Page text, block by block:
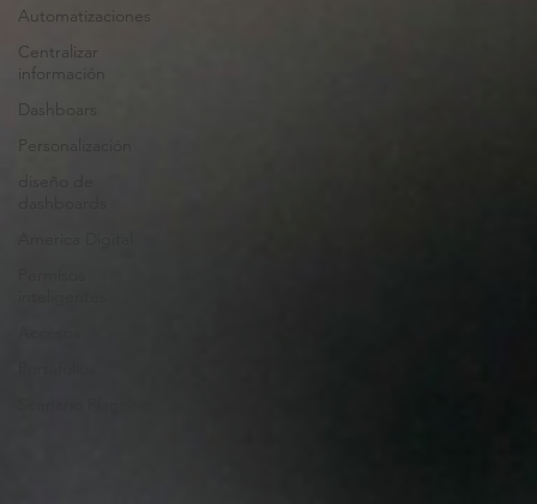
Automatizaciones
Centralizar
información
Dashboars